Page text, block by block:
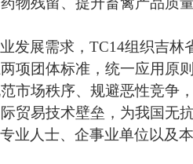
发展需求，TC14组织吉林
项团体标准 ， 统一应用原
市场秩序、规避恶性竞争
贸易技术壁垒，为我国无
业人士、企事业单位以及